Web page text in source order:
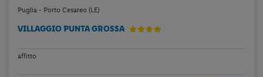
Puglia - Porto Cesareo (LE)
VILLAGGIO PUNTA GROSSA
affitto